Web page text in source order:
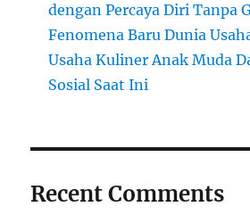
dengan Percaya Diri Tanpa
Fenomena Baru Dunia
Usaha Kuliner Anak Muda
Sosial Saat Ini
Recent Comments